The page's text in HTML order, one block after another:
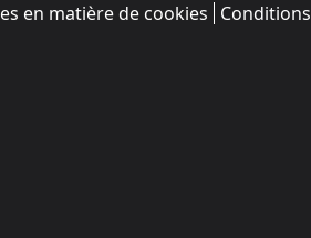
en matière de cookies Conditions